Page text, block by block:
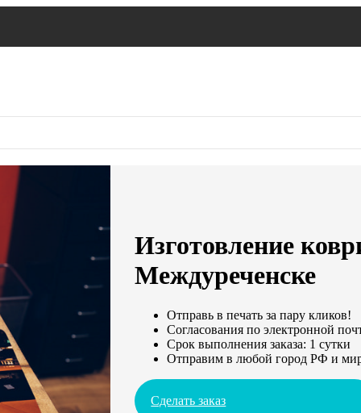
Изготовление
Междуреченске
Отправь в печать за пару кликов!
Согласования по электронной
Срок выполнения заказа: 1 сутки
Отправим в любой город РФ и
Сделать заказ